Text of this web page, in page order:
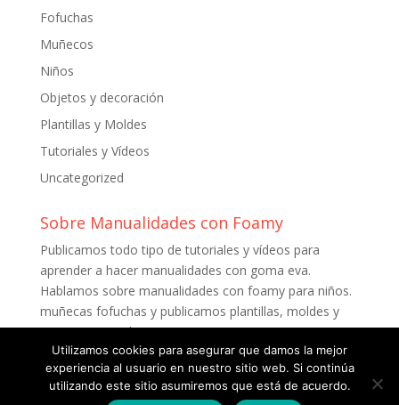
Fofuchas
Muñecos
Niños
Objetos y decoración
Plantillas y Moldes
Tutoriales y Vídeos
Uncategorized
Sobre Manualidades con Foamy
Publicamos todo tipo de tutoriales y vídeos para
aprender a hacer manualidades con goma eva.
Hablamos sobre manualidades con foamy para niños.
muñecas fofuchas y publicamos plantillas, moldes y
patrones para descargar gratis.
Utilizamos cookies para asegurar que damos la mejor
experiencia al usuario en nuestro sitio web. Si continúa
utilizando este sitio asumiremos que está de acuerdo.